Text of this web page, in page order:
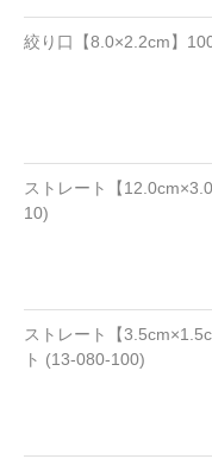
絞り口【8.0×2.2cm】
ストレート【
10)
ストレート【
ト (13-080-100)